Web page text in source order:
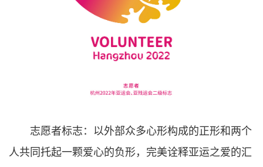
志愿者标志：以外部众多心形构成的正形和两个
人共同托起一颗爱心的负形，完美诠释亚运之爱的汇